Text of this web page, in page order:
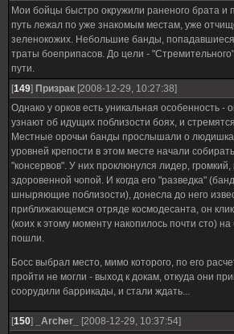
Мои бойцы быстро окружили раненого брата и
путь лежал по уже знакомым местам, уже
зеленокожих. Небольшие банды,
траты боеприпасов. До цели -
пути.
[149] Призрак [2008-12-29, 10:27:38]
Однако у орков есть уникальная особенность
узнают об идущих поблизости боях, и
Местные орочьи банды прослышали о
уровней крепости в этом месте начали
"консервов". У них проклюнулся лидер, громкий,
здоровенной чопой. И когда его "разведка"
шныряющие поблизости), донесла до него
приближающемся отряде космодесанта, он
(коих к этому моменту накопилось почти сто)
пошли.
Босс выбрал место, мимо которого, по его
пройти не могли - выход к докам, откуда они
соорудили баррикады, и стали ждать...
[150] _Archer_
[2008-12-29, 10:37:54]